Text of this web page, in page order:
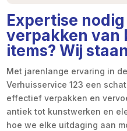
Expertise
verpakken van
items? Wij
Met jarenlange ervaring in
Verhuisservice 123 een
effectief verpakken en
antiek tot kunstwerken en
hoe we elke uitdaging aan